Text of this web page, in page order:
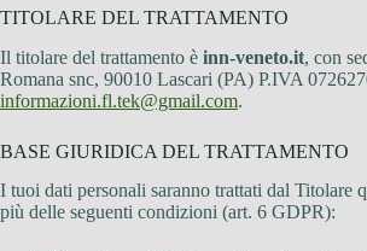
TITOLARE DEL TRATTAMENTO
Il titolare del trattamento è inn-veneto.it, con
Romana snc, 90010 Lascari (PA) P.IVA
informazioni.fl.tek@gmail.com.
BASE GIURIDICA DEL TRATTAMENTO
I tuoi dati personali saranno trattati dal Titolare
più delle seguenti condizioni (art. 6 GDPR):